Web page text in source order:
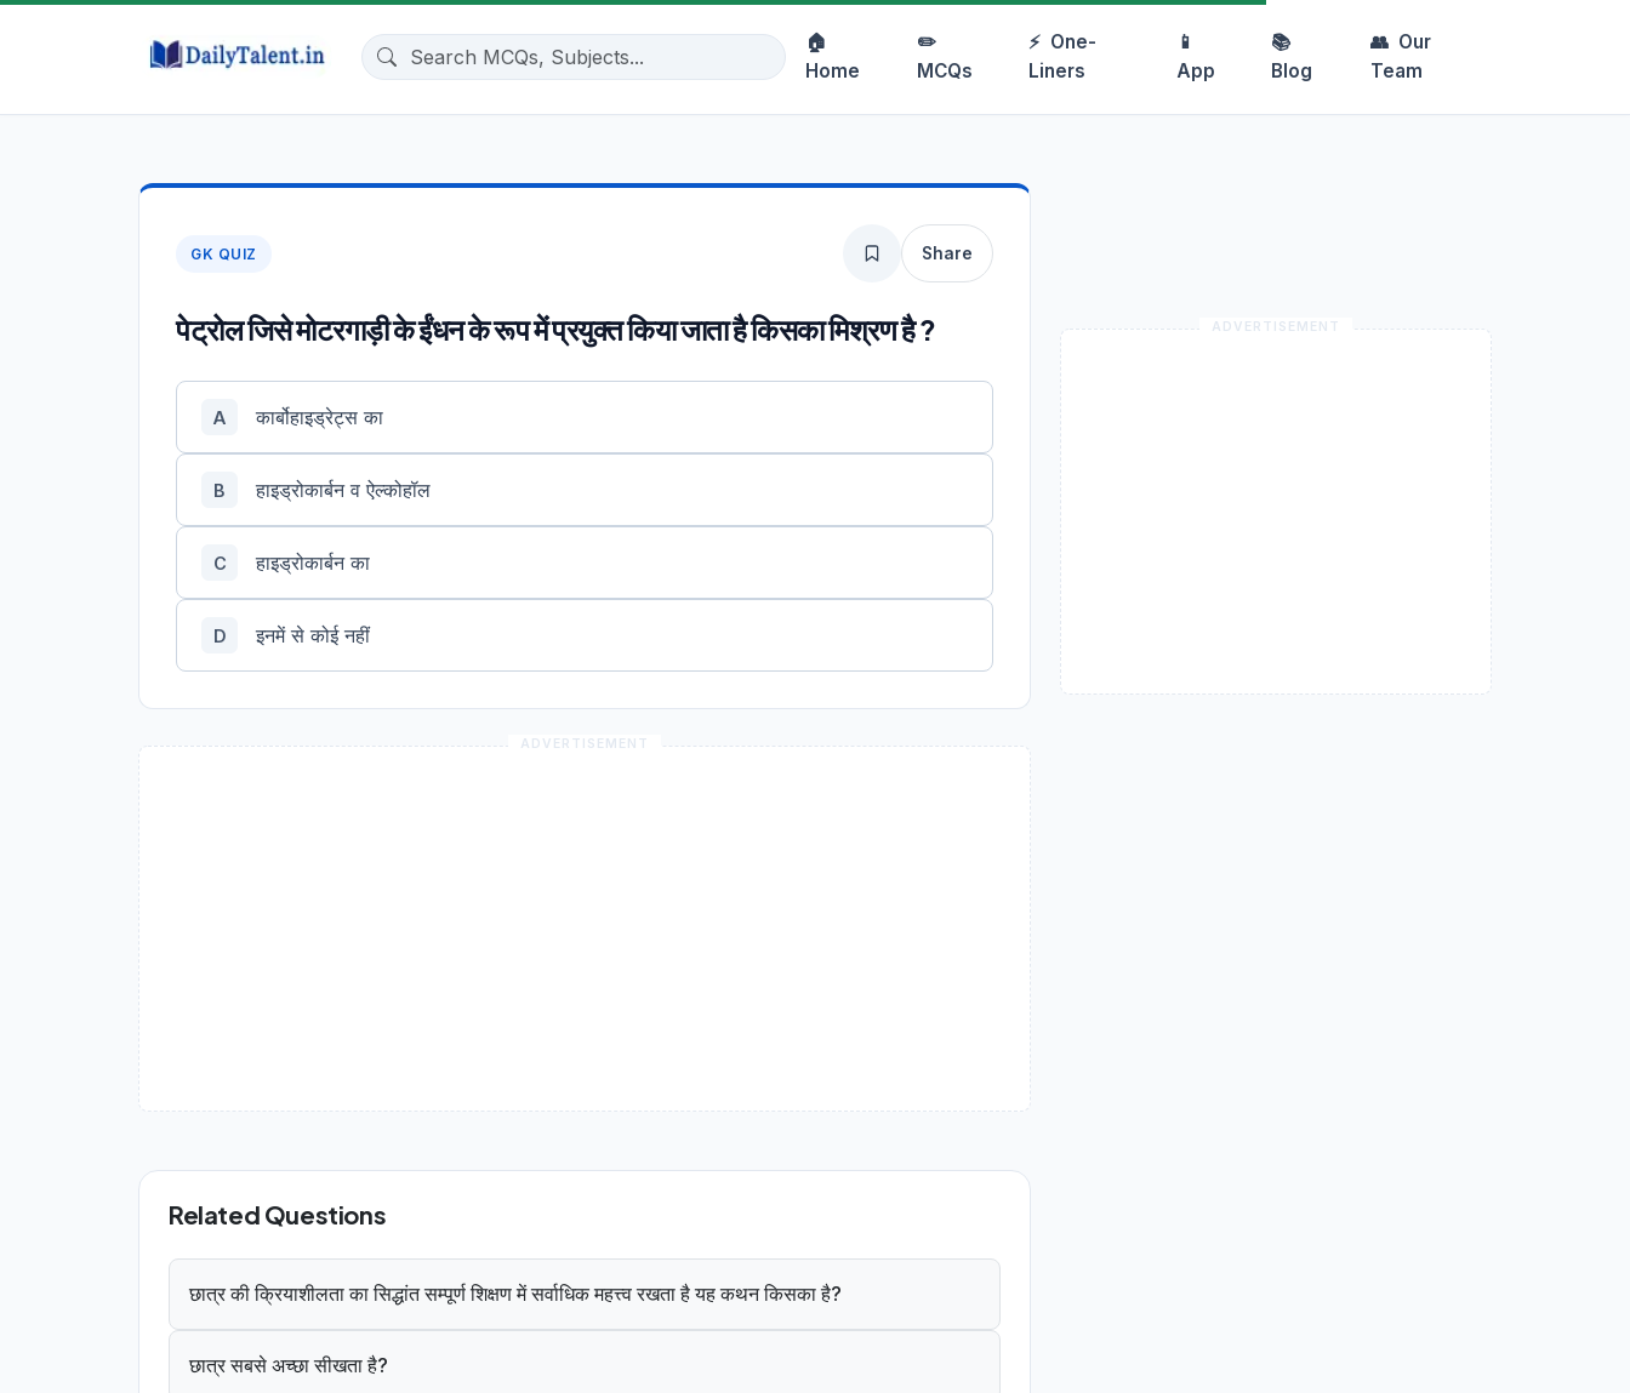
🏠
Home
✏️
MCQs
⚡ One-
Liners
📱
App
📚
Blog
👥 Our
Team
GK QUIZ Share
पेट्रोल जिसे मोटरगाड़ी के ईंधन के रूप में प्रयुक्त किया जाता है किसका मिश्रण है ?
A कार्बोहाइड्रेट्स का
B हाइड्रोकार्बन व ऐल्कोहॉल
C हाइड्रोकार्बन का
D इनमें से कोई नहीं
Related Questions
छात्र की क्रियाशीलता का सिद्धांत सम्पूर्ण शिक्षण में सर्वाधिक महत्त्व रखता है यह कथन किसका है?
छात्र सबसे अच्छा सीखता है?